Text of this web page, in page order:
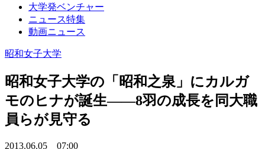
大学発ベンチャー
ニュース特集
動画ニュース
昭和女子大学
昭和女子大学の「昭和之泉」にカルガ
モのヒナが誕生――8羽の成長を同大職
員らが見守る
2013.06.05 07:00